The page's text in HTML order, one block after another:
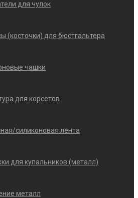
для чулок
(косточки) для бюстгальтера
чашки
для корсетов
силиконовая лента
для купальников (металл)
металл